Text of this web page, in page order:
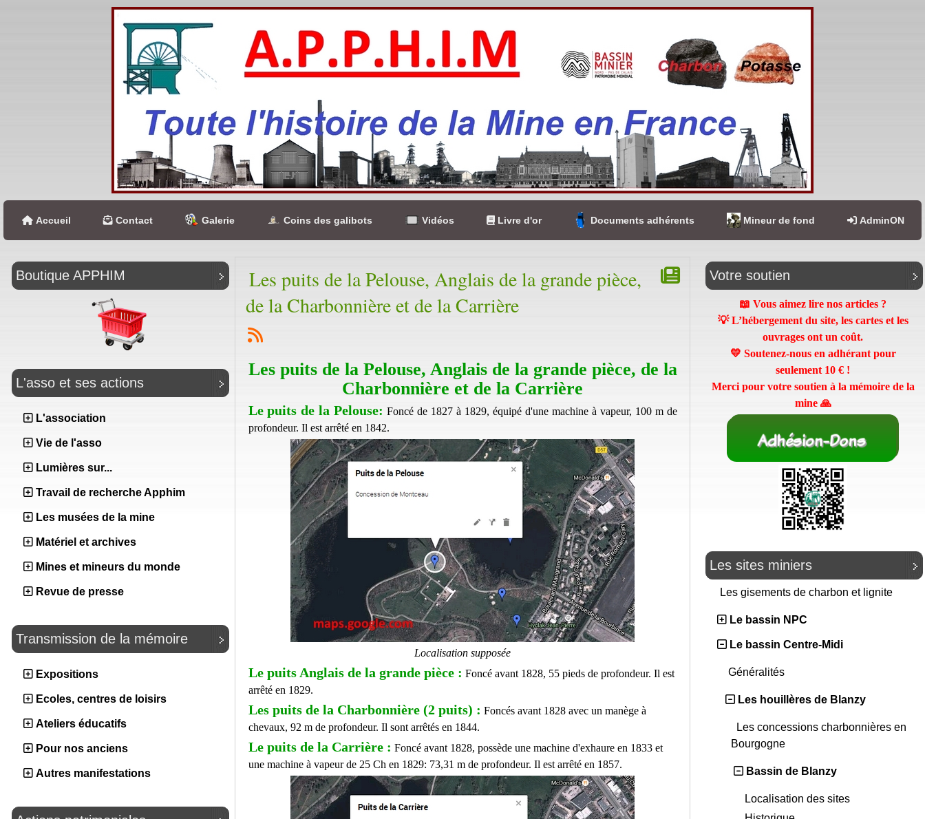
Accueil Contact Galerie Coins des galibots Vidéos Livre d'or Documents adhérents Mineur de fond AdminON
Boutique APPHIM
L'asso et ses actions
L'association
Vie de l'asso
Lumières sur...
Travail de recherche Apphim
Les musées de la mine
Matériel et archives
Mines et mineurs du monde
Revue de presse
Transmission de la mémoire
Expositions
Ecoles, centres de loisirs
Ateliers éducatifs
Pour nos anciens
Autres manifestations
Les puits de la Pelouse, Anglais de la grande pièce,
de la Charbonnière et de la Carrière
Les puits de la Pelouse, Anglais de la grande pièce, de la
Charbonnière et de la Carrière
Le puits de la Pelouse: Foncé de 1827 à 1829, équipé d'une machine à vapeur, 100 m de
profondeur. Il est arrêté en 1842.
Localisation supposée
Le puits Anglais de la grande pièce : Foncé avant 1828, 55 pieds de profondeur. Il est
arrêté en 1829.
Les puits de la Charbonnière (2 puits) : Foncés avant 1828 avec un manège à
chevaux, 92 m de profondeur. Il sont arrêtés en 1844.
Le puits de la Carrière : Foncé avant 1828, possède une machine d'exhaure en 1833 et
une machine à vapeur de 25 Ch en 1829: 73,31 m de profondeur. Il est arrêté en 1857.
Votre soutien
📖 Vous aimez lire nos articles ?
💡 L’hébergement du site, les cartes et les
ouvrages ont un coût.
💛 Soutenez-nous en adhérant pour
seulement 10 € !
Merci pour votre soutien à la mémoire de la
mine 🙏
Les sites miniers
Les gisements de charbon et lignite
Le bassin NPC
Le bassin Centre-Midi
Généralités
Les houillères de Blanzy
Les concessions charbonnières en
Bourgogne
Bassin de Blanzy
Localisation des sites